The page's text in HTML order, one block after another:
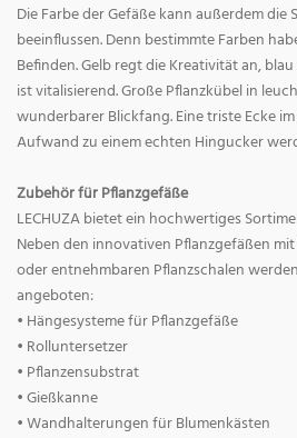
Die Farbe der Gefäße kann außerdem die
beeinflussen. Denn bestimmte Farben
Befinden. Gelb regt die Kreativität an,
ist vitalisierend. Große Pflanzkübel in
wunderbarer Blickfang. Eine triste Ecke
Aufwand zu einem echten Hingucker
Zubehör für Pflanzgefäße
LECHUZA bietet ein hochwertiges
Neben den innovativen Pflanzgefäßen
oder entnehmbaren Pflanzschalen
angeboten:
• Hängesysteme für Pflanzgefäße
• Rolluntersetzer
• Pflanzensubstrat
• Gießkanne
• Wandhalterungen für Blumenkästen